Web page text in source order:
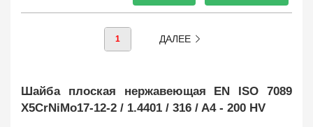
1 ДАЛЕЕ
Шайба плоская нержавеющая EN ISO 7089
X5CrNiMo17-12-2 / 1.4401 / 316 / A4 - 200 HV